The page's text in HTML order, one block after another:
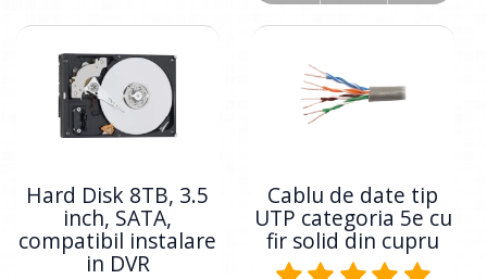
Hard Disk 8TB, 3.5
inch, SATA,
compatibil instalare
in DVR
Cablu de date tip
UTP categoria 5e cu
fir solid din cupru